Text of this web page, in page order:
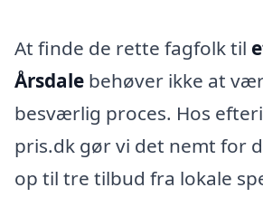
At finde de rette fagfolk til
Årsdale behøver ikke at
besværlig proces. Hos
pris.dk gør vi det nemt for
op til tre tilbud fra lokale